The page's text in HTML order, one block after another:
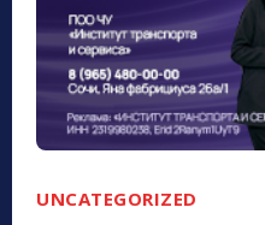
UNCATEGORIZED